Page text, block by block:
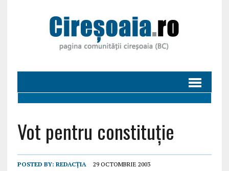
Vot pentru constituție
POSTED BY: REDACȚIA 29 OCTOMBRIE 2003